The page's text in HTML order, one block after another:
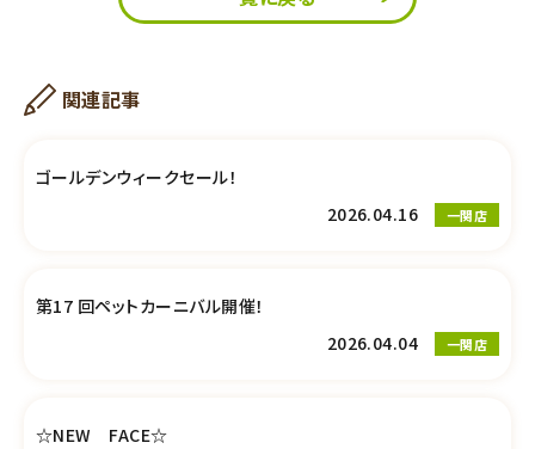
関連記事
ゴールデンウィークセール！
2026.04.16
一関店
第17 回ペットカーニバル開催！
2026.04.04
一関店
☆NEW FACE☆